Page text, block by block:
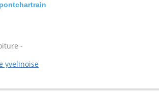
-
yvelinoise